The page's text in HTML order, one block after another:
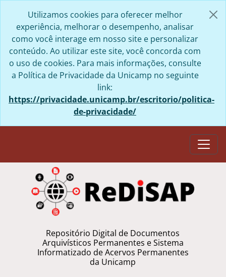
Utilizamos cookies para oferecer melhor
experiência, melhorar o desempenho, analisar
como você interage em nosso site e personalizar
conteúdo. Ao utilizar este site, você concorda com
o uso de cookies. Para mais informações, consulte
a Política de Privacidade da Unicamp no seguinte
link:
https://privacidade.unicamp.br/escritorio/politica-
de-privacidade/
Repositório Digital de Documentos
Arquivísticos Permanentes e Sistema
Informatizado de Acervos Permanentes
da Unicamp